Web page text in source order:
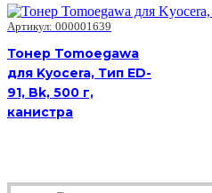
Black
Универсальный
Kyocera
TK-
3190,
4.0,
канистра
Артикул: 000001639
Тонер Tomoegawa
для Kyocera, Тип ED-
91, Bk, 500 г,
канистра